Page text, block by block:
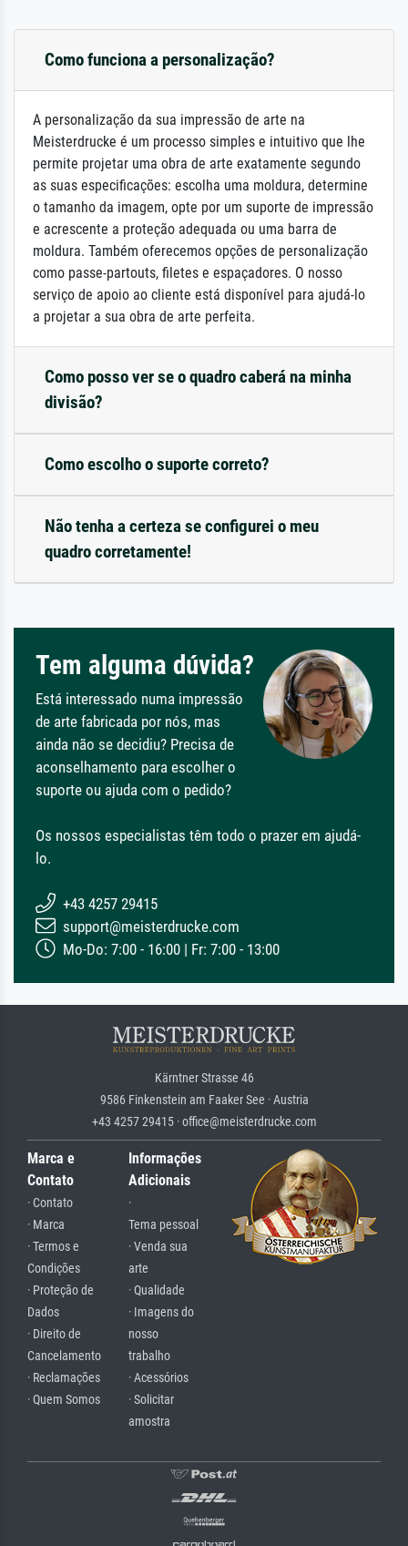
Como funciona a personalização?
A personalização da sua impressão de arte na
Meisterdrucke é um processo simples e intuitivo que lhe
permite projetar uma obra de arte exatamente segundo
as suas especificações: escolha uma moldura, determine
o tamanho da imagem, opte por um suporte de impressão
e acrescente a proteção adequada ou uma barra de
moldura. Também oferecemos opções de personalização
como passe-partouts, filetes e espaçadores. O nosso
serviço de apoio ao cliente está disponível para ajudá-lo
a projetar a sua obra de arte perfeita.
Como posso ver se o quadro caberá na minha
divisão?
Como escolho o suporte correto?
Não tenha a certeza se configurei o meu
quadro corretamente!
Tem alguma dúvida?
Está interessado numa impressão
de arte fabricada por nós, mas
ainda não se decidiu? Precisa de
aconselhamento para escolher o
suporte ou ajuda com o pedido?
Os nossos especialistas têm todo o prazer em ajudá-
lo.
+43 4257 29415
support@meisterdrucke.com
Mo-Do: 7:00 - 16:00 | Fr: 7:00 - 13:00
Kärntner Strasse 46
9586 Finkenstein am Faaker See · Austria
+43 4257 29415 · office@meisterdrucke.com
Marca e
Contato
· Contato
· Marca
· Termos e
Condições
· Proteção de
Dados
· Direito de
Cancelamento
· Reclamações
· Quem Somos
Informações
Adicionais
·
Tema pessoal
· Venda sua
arte
· Qualidade
· Imagens do
nosso
trabalho
· Acessórios
· Solicitar
amostra